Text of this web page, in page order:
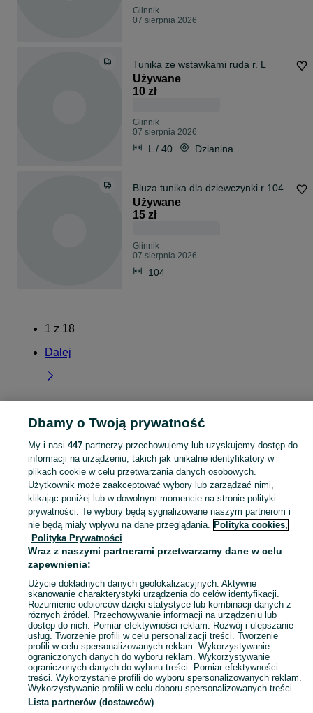
Glinnik
07 sierpnia 2026
Tunika ze wstawkami ruda r. L
Używane
10 zł
Glinnik
07 sierpnia 2026
L / 40 Dzianina
Bluza tunika dla dziewczynki r 104
Używane
15 zł
Glinnik
07 sierpnia 2026
104
1 z 18
Dalej
Strona główna Podlaskie Glinnik
KATEGORIA
Skorzystaj z największego serwisu ogłoszeniowego - Glinnik i okolice! Kupuj to, czego pragniesz i sprzedawaj to, czego już nie potrzebujesz! Zobacz
Mapa kategorii
Mapa miejscowości
Mapa ministron
Popularne wyszukiwania
Dbamy o Twoją prywatność
My i nasi 447partnerzy przechowujemy lub uzyskujemy dostęp do
informacji na urządzeniu, takich jak unikalne identyfikatory w
plikach cookie w celu przetwarzania danych osobowych.
Użytkownik może zaakceptować wybory lub zarządzać nimi,
klikając poniżej lub w dowolnym momencie na stronie polityki
prywatności. Te wybory będą sygnalizowane naszym partnerom i
nie będą miały wpływu na dane przeglądania. Polityka cookies,
Polityka Prywatności
Wraz z naszymi partnerami przetwarzamy dane w celu
zapewnienia:
Użycie dokładnych danych geolokalizacyjnych. Aktywne
skanowanie charakterystyki urządzenia do celów identyfikacji.
Rozumienie odbiorców dzięki statystyce lub kombinacji danych z
różnych źródeł. Przechowywanie informacji na urządzeniu lub
dostęp do nich. Pomiar efektywności reklam. Rozwój i ulepszanie
usług. Tworzenie profili w celu personalizacji treści. Tworzenie
profili w celu spersonalizowanych reklam. Wykorzystywanie
ograniczonych danych do wyboru reklam. Wykorzystywanie
ograniczonych danych do wyboru treści. Pomiar efektywności
treści. Wykorzystanie profili do wyboru spersonalizowanych reklam.
Wykorzystywanie profili w celu doboru spersonalizowanych treści.
Lista partnerów (dostawców)